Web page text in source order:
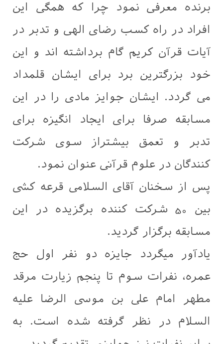
برنده معرفی نمود چرا که همگی این
افراد در راه کسب رضای الهی و تدبر در
آیات قرآن کریم گام برداشته اند و این
خود بزرگترین برد برای ایشان قلمداد
می گردد. ایشان جوایز مادی را در این
مسابقه صرفا برای ایجاد انگیزه برای
تدبر و تعمق بیشتراز سوی شرکت
کنندگان در علوم قرآنی عنوان نمود.
پس از سخنان آقای السلامی قرعه کشی
بین 50 شرکت کننده برگزیده در این
مسابقه برگزار گردید.
یادآور میگردد جایزه دو نفر اول حج
عمره، نفرات سوم تا پنجم زیارت مرقد
مطهر امام علی بن موسی الرضا علیه
السلام در نظر گرفته شده است. به